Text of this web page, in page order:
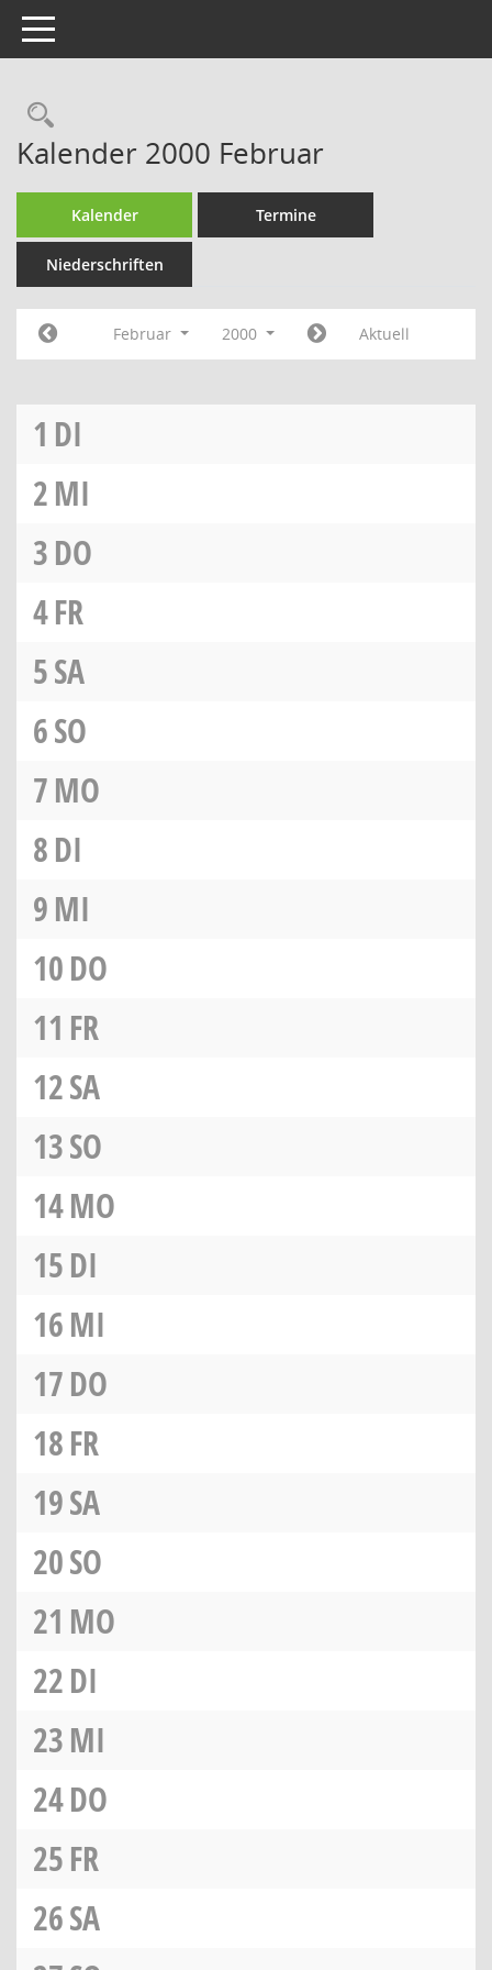
Toggle navigation
Rechercheauswahl
Kalender 2000 Februar
Kalender Termine
Niederschriften
Februar 2000 Aktuell
1 DI
2MI
3DO
4FR
5SA
6SO
7MO
8DI
9MI
10DO
11 FR
12SA
13SO
14MO
15DI
16MI
17DO
18FR
19SA
20SO
21 MO
22DI
23MI
24DO
25FR
26SA